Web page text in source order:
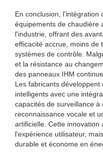
En conclusion, l'intégration
équipements de chaudière
l'industrie, offrant des
efficacité accrue, moins de
systèmes de contrôle.
et la résistance au
des panneaux IHM
Les fabricants
intelligents avec une
capacités de surveillance
reconnaissance vocale et
artificielle. Cette innovation
l'expérience utilisateur,
durable et économe en